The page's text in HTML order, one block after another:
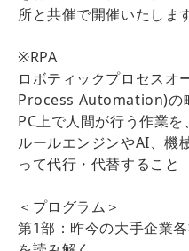
所と共催で開催いたします
※RPA
ロボティックプロセス
Process Automation)の
PC上で人間が行う作業
ルールエンジンやAI、機
って代行・代替すること
＜プログラム＞
第1部：昨今の大手企業